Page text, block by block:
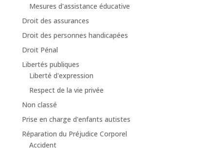
Mesures d'assistance éducative
Droit des assurances
Droit des personnes handicapées
Droit Pénal
Libertés publiques
Liberté d'expression
Respect de la vie privée
Non classé
Prise en charge d'enfants autistes
Réparation du Préjudice Corporel
Accident